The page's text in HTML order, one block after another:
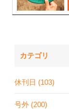
カテゴリ
休刊日 (103)
号外 (200)